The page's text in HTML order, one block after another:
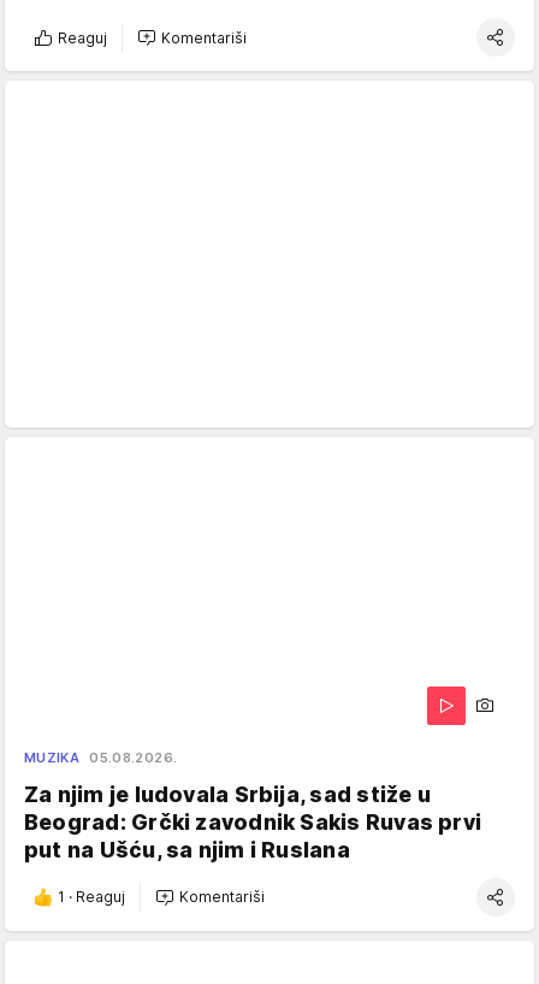
Reaguj Komentariši
MUZIKA 05.08.2026.
Za njim je ludovala Srbija, sad stiže u
Beograd: Grčki zavodnik Sakis Ruvas prvi
put na Ušću, sa njim i Ruslana
1 · Reaguj Komentariši